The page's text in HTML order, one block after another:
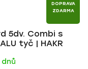
DOPRAVA
ZDARMA
5dv. Combi s
tyč | HAKR